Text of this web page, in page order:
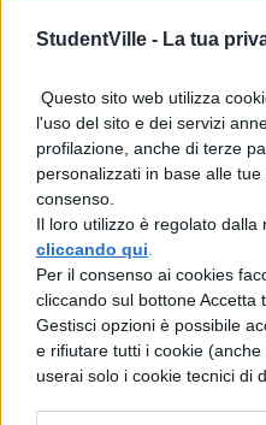
StudentVille - La tua
Questo sito web utilizza
l'uso del sito e dei servizi
profilazione, anche di terze
personalizzati in base alle
consenso.
Il loro utilizzo è regolato dalla
cliccando qui
Per il consenso ai cookies
cliccando sul bottone Accetta
Gestisci opzioni è possibile
e rifiutare tutti i cookie
userai solo i cookie tecnici di
vincere la grande
Leggi anche:
Game of Thrones
Il trono di
primo
Analizzando il trailer
stagione de “Il trono
ricostruire la trama